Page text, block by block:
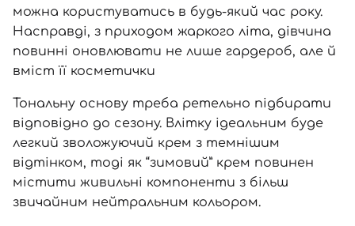
можна користуватись в будь-який час року.
Насправді, з приходом жаркого літа, дівчина
повинні оновлювати не лише гардероб, але й
вміст її косметички
Тональну основу треба ретельно підбирати
відповідно до сезону. Влітку ідеальним буде
легкий зволожуючий крем з темнішим
відтінком, тоді як “зимовий” крем повинен
містити живильні компоненти з більш
звичайним нейтральним кольором.